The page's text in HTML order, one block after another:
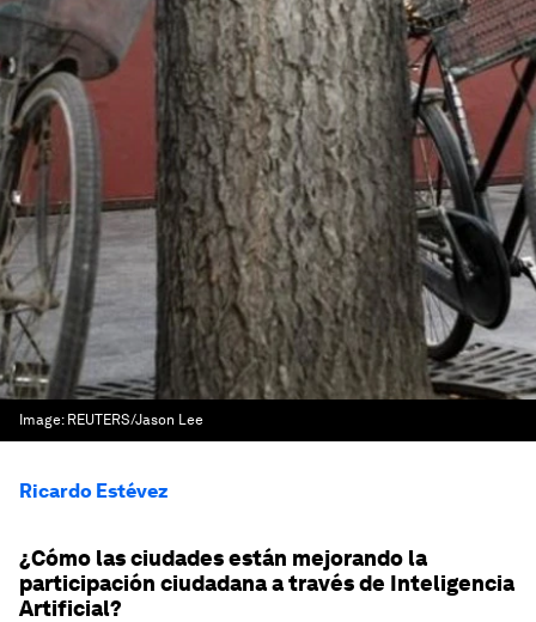
Image: REUTERS/Jason Lee
Ricardo Estévez
¿Cómo las ciudades están mejorando la
participación ciudadana a través de Inteligencia
Artificial?